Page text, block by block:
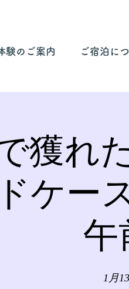
験のご案内 ご宿泊に
獲れ
ケー
午
1月